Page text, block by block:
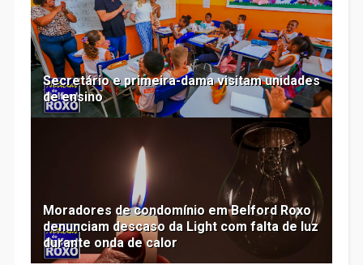
Secretário e primeira-dama visitam unidades
de ensino
Moradores de condomínio em Belford Roxo
denunciam descaso da Light com falta de luz
durante onda de calor